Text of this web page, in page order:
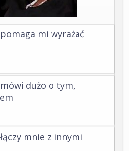
mi wyrażać
dużo o tym,
mnie z innymi